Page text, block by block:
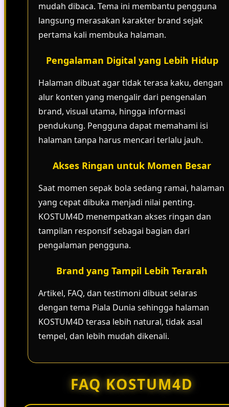
mudah dibaca. Tema ini membantu pengguna
langsung merasakan karakter brand sejak
pertama kali membuka halaman.
Pengalaman Digital yang Lebih Hidup
Halaman dibuat agar tidak terasa kaku, dengan
alur konten yang mengalir dari pengenalan
brand, visual utama, hingga informasi
pendukung. Pengguna dapat memahami isi
halaman tanpa harus mencari terlalu jauh.
Akses Ringan untuk Momen Besar
Saat momen sepak bola sedang ramai, halaman
yang cepat dibuka menjadi nilai penting.
KOSTUM4D menempatkan akses ringan dan
tampilan responsif sebagai bagian dari
pengalaman pengguna.
Brand yang Tampil Lebih Terarah
Artikel, FAQ, dan testimoni dibuat selaras
dengan tema Piala Dunia sehingga halaman
KOSTUM4D terasa lebih natural, tidak asal
tempel, dan lebih mudah dikenali.
FAQ KOSTUM4D